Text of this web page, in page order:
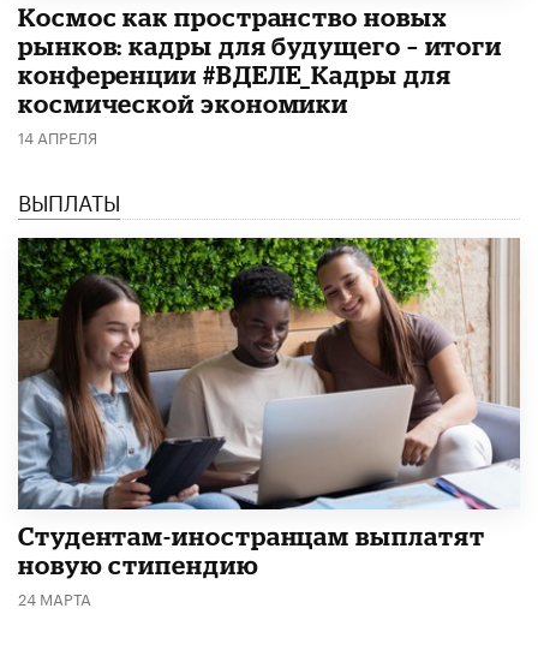
Космос как пространство новых
рынков: кадры для будущего – итоги
конференции #ВДЕЛЕ_Кадры для
космической экономики
14 АПРЕЛЯ
ВЫПЛАТЫ
Студентам-иностранцам выплатят
новую стипендию
24 МАРТА